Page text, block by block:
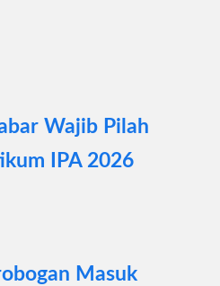
Wajib Pilah
IPA 2026
Masuk